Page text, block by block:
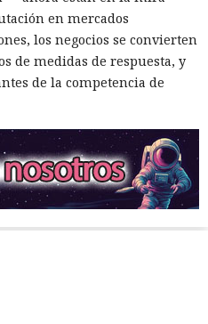
en mercados
los negocios se convierten
de medidas de respuesta, y
de la competencia de